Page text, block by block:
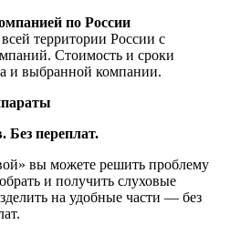
по России
территории России с
Стоимость и сроки
и выбранной компании.
Без переплат.
вы можете решить проблему
и получить слуховые
на удобные части — без